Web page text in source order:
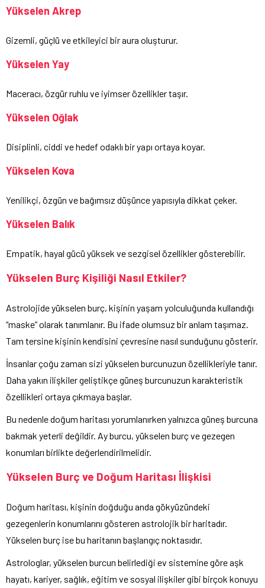
Yükselen Akrep
Gizemli, güçlü ve etkileyici bir aura oluşturur.
Yükselen Yay
Maceracı, özgür ruhlu ve iyimser özellikler taşır.
Yükselen Oğlak
Disiplinli, ciddi ve hedef odaklı bir yapı ortaya koyar.
Yükselen Kova
Yenilikçi, özgün ve bağımsız düşünce yapısıyla dikkat çeker.
Yükselen Balık
Empatik, hayal gücü yüksek ve sezgisel özellikler gösterebilir.
Yükselen Burç Kişiliği Nasıl Etkiler?
Astrolojide yükselen burç, kişinin yaşam yolculuğunda kullandığı
“maske” olarak tanımlanır. Bu ifade olumsuz bir anlam taşımaz.
Tam tersine kişinin kendisini çevresine nasıl sunduğunu gösterir.
İnsanlar çoğu zaman sizi yükselen burcunuzun özellikleriyle tanır.
Daha yakın ilişkiler geliştikçe güneş burcunuzun karakteristik
özellikleri ortaya çıkmaya başlar.
Bu nedenle doğum haritası yorumlanırken yalnızca güneş burcuna
bakmak yeterli değildir. Ay burcu, yükselen burç ve gezegen
konumları birlikte değerlendirilmelidir.
Yükselen Burç ve Doğum Haritası İlişkisi
Doğum haritası, kişinin doğduğu anda gökyüzündeki
gezegenlerin konumlarını gösteren astrolojik bir haritadır.
Yükselen burç ise bu haritanın başlangıç noktasıdır.
Astrologlar, yükselen burcun belirlediği ev sistemine göre aşk
hayatı, kariyer, sağlık, eğitim ve sosyal ilişkiler gibi birçok konuyu